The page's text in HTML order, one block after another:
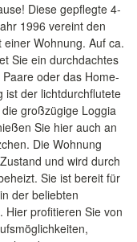
Diese gepflegte 4-
1996 vereint den
Wohnung. Auf ca.
Sie ein durchdachtes
oder das Home-
ist der lichtdurchflutete
großzügige Loggia
Sie hier auch an
Die Wohnung
und wird durch
Sie ist bereit für
der beliebten
Hier profitieren Sie von